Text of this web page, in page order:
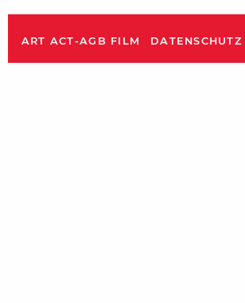
ART ACT-AGB FILM DATENSCHUTZ